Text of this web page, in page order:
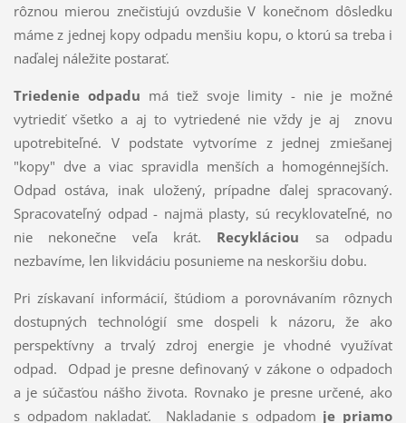
rôznou mierou znečisťujú ovzdušie V konečnom dôsledku
máme z jednej kopy odpadu menšiu kopu, o ktorú sa treba i
naďalej náležite postarať.
Triedenie odpadu má tiež svoje limity - nie je možné
vytriediť všetko a aj to vytriedené nie vždy je aj znovu
upotrebiteľné. V podstate vytvoríme z jednej zmiešanej
"kopy" dve a viac spravidla menších a homogénnejších.
Odpad ostáva, inak uložený, prípadne ďalej spracovaný.
Spracovateľný odpad - najmä plasty, sú recyklovateľné, no
nie nekonečne veľa krát. Recykláciou sa odpadu
nezbavíme, len likvidáciu posunieme na neskoršiu dobu.
Pri získavaní informácií, štúdiom a porovnávaním rôznych
dostupných technológií sme dospeli k názoru, že ako
perspektívny a trvalý zdroj energie je vhodné využívať
odpad. Odpad je presne definovaný v zákone o odpadoch
a je súčasťou nášho života. Rovnako je presne určené, ako
s odpadom nakladať. Nakladanie s odpadom je priamo